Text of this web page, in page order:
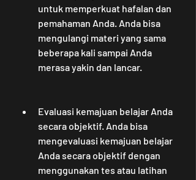
untuk memperkuat hafalan dan
pemahaman Anda. Anda bisa
mengulangi materi yang sama
beberapa kali sampai Anda
merasa yakin dan lancar.
Evaluasi kemajuan belajar Anda
secara objektif. Anda bisa
mengevaluasi kemajuan belajar
Anda secara objektif dengan
menggunakan tes atau latihan